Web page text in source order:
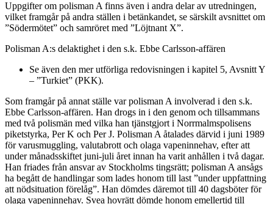
Uppgifter om polisman A finns även i andra delar av utredningen,
vilket framgår på andra ställen i betänkandet, se särskilt avsnittet om
”Södermötet” och samröret med ”Löjtnant X”.
Polisman A:s delaktighet i den s.k. Ebbe Carlsson-affären
Se även den mer utförliga redovisningen i kapitel 5, Avsnitt Y
– ”Turkiet” (PKK).
Som framgår på annat ställe var polisman A involverad i den s.k.
Ebbe Carlsson-affären. Han drogs in i den genom och tillsammans
med två polismän med vilka han tjänstgjort i Norrmalmspolisens
piketstyrka, Per K och Per J. Polisman A åtalades därvid i juni 1989
för varusmuggling, valutabrott och olaga vapeninnehav, efter att
under månadsskiftet juni-juli året innan ha varit anhållen i två dagar.
Han friades från ansvar av Stockholms tingsrätt; polisman A ansågs
ha begått de handlingar som lades honom till last ”under uppfattning
att nödsituation förelåg”. Han dömdes däremot till 40 dagsböter för
olaga vapeninnehav. Svea hovrätt dömde honom emellertid till